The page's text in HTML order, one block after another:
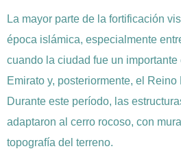
La mayor parte de la fortificación
época islámica, especialmente
cuando la ciudad fue un importante
Emirato y, posteriormente, el
Durante este período, las
adaptaron al cerro rocoso, con
topografía del terreno.